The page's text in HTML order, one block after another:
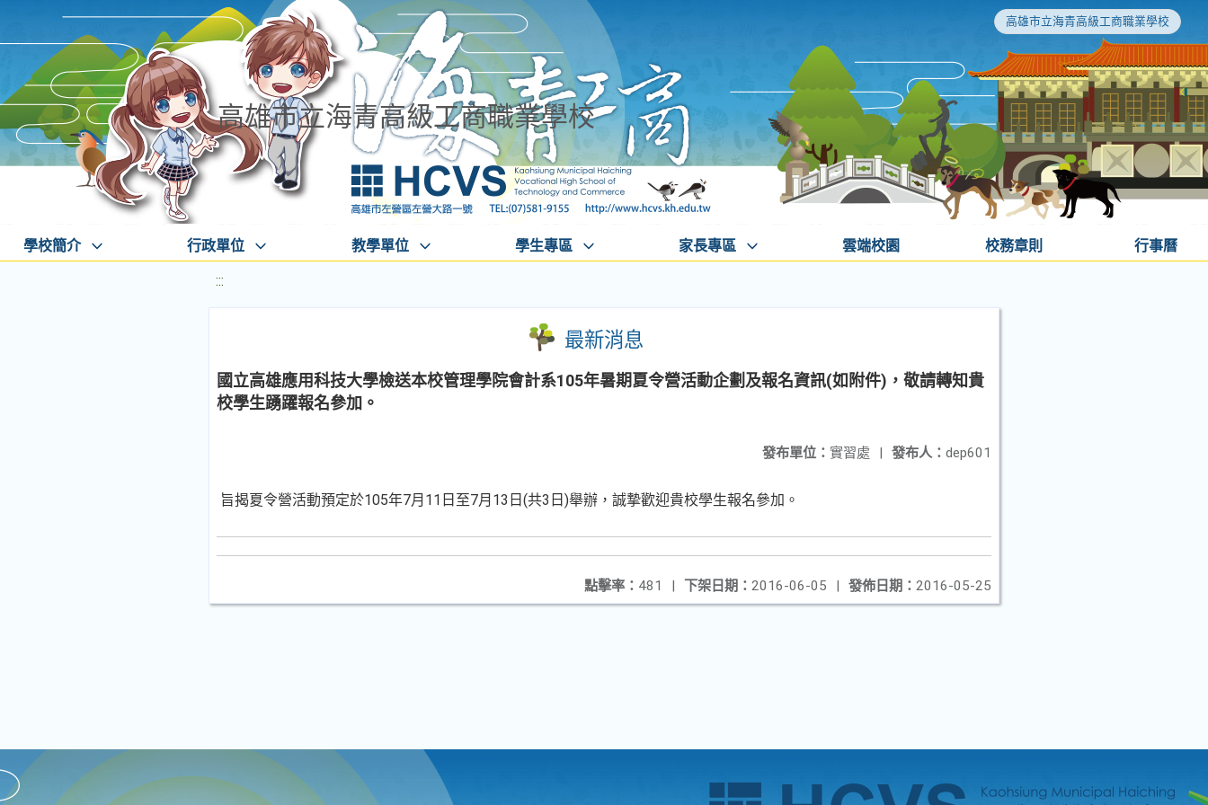
高雄市立海青高級工商職業學校
高雄市立海青高級工商職業學校
學校簡介 行政單位 教學單位 學生專區 家長專區 雲端校園 校務章則 行事曆
:::
最新消息
國立高雄應用科技大學檢送本校管理學院會計系105年暑期夏令營活動企劃及報名資訊(如附件)，敬請轉知貴
校學生踴躍報名參加。
發布人： dep601
發布單位： 實習處 |
旨揭夏令營活動預定於105年7月11日至7月13日(共3日)舉辦，誠摯歡迎貴校學生報名參加。
發佈日期： 2016-05-25
下架日期： 2016-06-05 |
點擊率： 481 |